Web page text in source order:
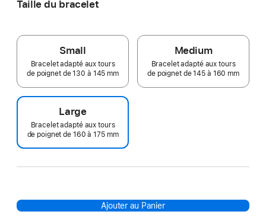
Taille du bracelet
Small
Bracelet adapté aux tours
de poignet de 130 à 145 mm
Medium
Bracelet adapté aux tours
de poignet de 145 à 160 mm
Large
Bracelet adapté aux tours
de poignet de 160 à 175 mm
Ajouter au Panier